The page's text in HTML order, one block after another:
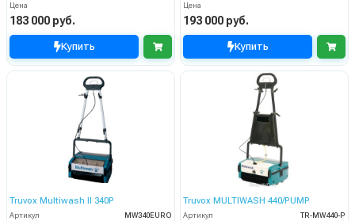
Цена
183 000 руб.
Купить
Цена
193 000 руб.
Купить
Truvox Multiwash II 340P
Артикул
MW340EURO
Truvox MULTIWASH 440/PUMP
Артикул
TR-MW440-P